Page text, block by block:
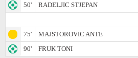
50'
RADELJIC STJEPAN
75'
MAJSTOROVIC ANTE
90'
FRUK TONI